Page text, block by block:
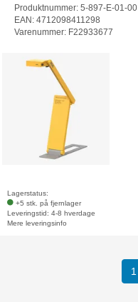
Produktnummer: 5-897-E-01-00
EAN: 4712098411298
Varenummer: F22933677
Lagerstatus:
+5 stk. på fjernlager
Leveringstid: 4-8 hverdage
Mere leveringsinfo
1